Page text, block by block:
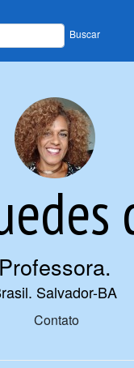
Buscar
Professora.
Salvador-BA
Contato